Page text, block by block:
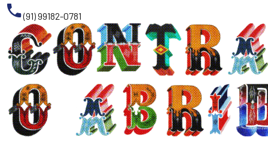
(91) 99182-0781